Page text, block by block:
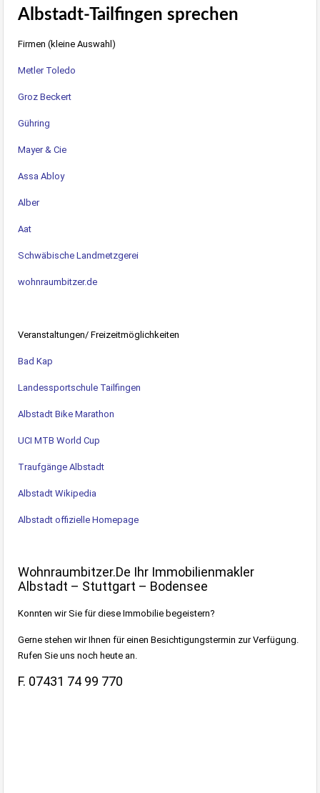
Albstadt-Tailfingen sprechen
Firmen (kleine Auswahl)
Metler Toledo
Groz Beckert
Gühring
Mayer & Cie
Assa Abloy
Alber
Aat
Schwäbische Landmetzgerei
wohnraumbitzer.de
Veranstaltungen/ Freizeitmöglichkeiten
Bad Kap
Landessportschule Tailfingen
Albstadt Bike Marathon
UCI MTB World Cup
Traufgänge Albstadt
Albstadt Wikipedia
Albstadt offizielle Homepage
Wohnraumbitzer.de Ihr Immobilienmakler
Albstadt – Stuttgart – Bodensee
Konnten wir Sie für diese Immobilie begeistern?
Gerne stehen wir Ihnen für einen Besichtigungstermin zur Verfügung.
Rufen Sie uns noch heute an.
F. 07431 74 99 770